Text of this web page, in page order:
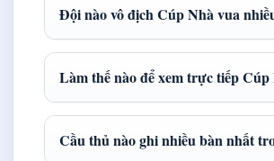
Đội nào vô địch Cúp Nhà vua
Làm thế nào để xem trực tiếp
Cầu thủ nào ghi nhiều bàn nhất